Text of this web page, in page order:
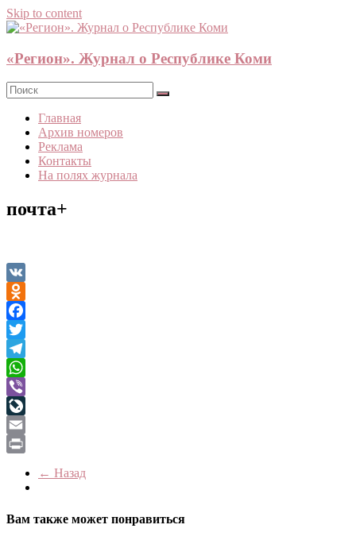
Skip to content
«Регион». Журнал о Республике Коми
Главная
Архив номеров
Реклама
Контакты
На полях журнала
почта+
VK
Odnoklassniki
Facebook
Twitter
Telegram
WhatsApp
Viber
LiveJournal
Email
← Назад
Вам также может понравиться